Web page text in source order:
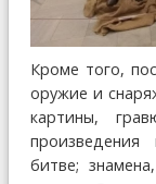
Кроме того,
оружие и
картины,
произведения
битве;